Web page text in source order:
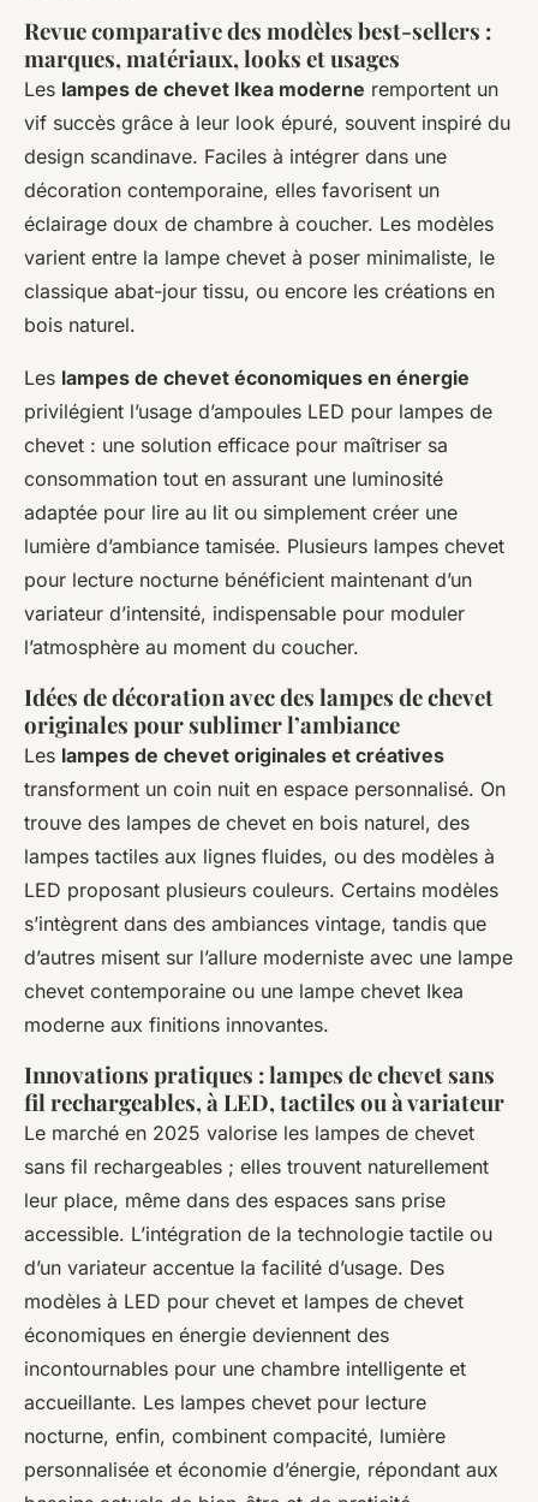
Revue comparative des modèles best-sellers :
marques, matériaux, looks et usages
Les lampes de chevet Ikea moderne remportent un
vif succès grâce à leur look épuré, souvent inspiré du
design scandinave. Faciles à intégrer dans une
décoration contemporaine, elles favorisent un
éclairage doux de chambre à coucher. Les modèles
varient entre la lampe chevet à poser minimaliste, le
classique abat-jour tissu, ou encore les créations en
bois naturel.
Les lampes de chevet économiques en énergie
privilégient l’usage d’ampoules LED pour lampes de
chevet : une solution efficace pour maîtriser sa
consommation tout en assurant une luminosité
adaptée pour lire au lit ou simplement créer une
lumière d’ambiance tamisée. Plusieurs lampes chevet
pour lecture nocturne bénéficient maintenant d’un
variateur d’intensité, indispensable pour moduler
l’atmosphère au moment du coucher.
Idées de décoration avec des lampes de chevet
originales pour sublimer l’ambiance
Les lampes de chevet originales et créatives
transforment un coin nuit en espace personnalisé. On
trouve des lampes de chevet en bois naturel, des
lampes tactiles aux lignes fluides, ou des modèles à
LED proposant plusieurs couleurs. Certains modèles
s’intègrent dans des ambiances vintage, tandis que
d’autres misent sur l’allure moderniste avec une lampe
chevet contemporaine ou une lampe chevet Ikea
moderne aux finitions innovantes.
Innovations pratiques : lampes de chevet sans
fil rechargeables, à LED, tactiles ou à variateur
Le marché en 2025 valorise les lampes de chevet
sans fil rechargeables ; elles trouvent naturellement
leur place, même dans des espaces sans prise
accessible. L’intégration de la technologie tactile ou
d’un variateur accentue la facilité d’usage. Des
modèles à LED pour chevet et lampes de chevet
économiques en énergie deviennent des
incontournables pour une chambre intelligente et
accueillante. Les lampes chevet pour lecture
nocturne, enfin, combinent compacité, lumière
personnalisée et économie d’énergie, répondant aux